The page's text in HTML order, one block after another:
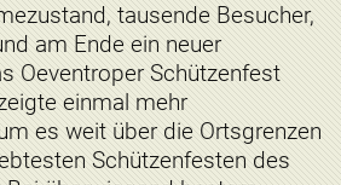
tausende Besucher,
am Ende ein neuer
Oeventroper Schützenfest
einmal mehr
es weit über die Ortsgrenzen
Schützenfesten des